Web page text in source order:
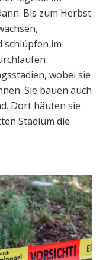
Bis zum Herbst
schlüpfen im
wobei sie
Sie bauen auch
Dort häuten sie
Stadium die